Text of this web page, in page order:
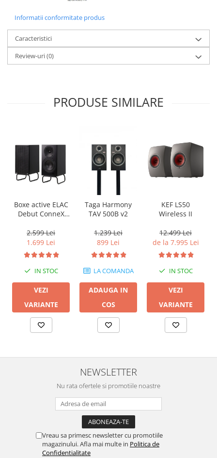
Informatii conformitate produs
Caracteristici
Review-uri(0)
PRODUSE SIMILARE
Boxe active ELAC
Debut ConneX
ARC
2.599 Lei
1.699 Lei
IN STOC
VEZI
VARIANTE
Taga Harmony
TAV 500B v2
1.239 Lei
899 Lei
LA COMANDA
ADAUGA IN
COS
KEF LS50
Wireless II
12.499 Lei
de la 7.995 Lei
IN STOC
VEZI
VARIANTE
NEWSLETTER
Nu rata ofertele si promotiile noastre
Vreau sa primesc newsletter cu promotiile
magazinului. Afla mai multe in Politica de
Confidentialitate